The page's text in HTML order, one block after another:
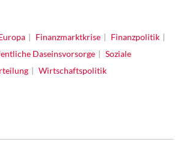
Finanzmarktkrise
Finanzpolitik
Daseinsvorsorge
Soziale
Wirtschaftspolitik